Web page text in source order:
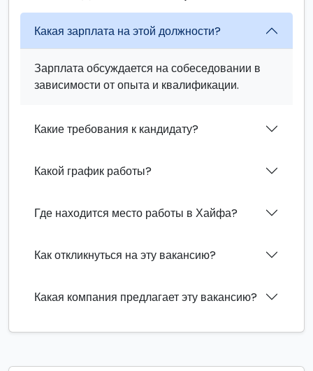
Какая зарплата на этой должности?
Зарплата обсуждается на собеседовании в
зависимости от опыта и квалификации.
Какие требования к кандидату?
Какой график работы?
Где находится место работы в Хайфа?
Как откликнуться на эту вакансию?
Какая компания предлагает эту вакансию?